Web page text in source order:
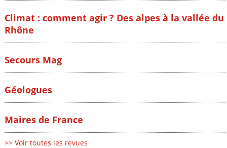
Climat : comment agir ? Des alpes à la vallée du
Rhône
Secours Mag
Géologues
Maires de France
>> Voir toutes les revues